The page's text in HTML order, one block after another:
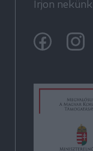
Írjon nekünk